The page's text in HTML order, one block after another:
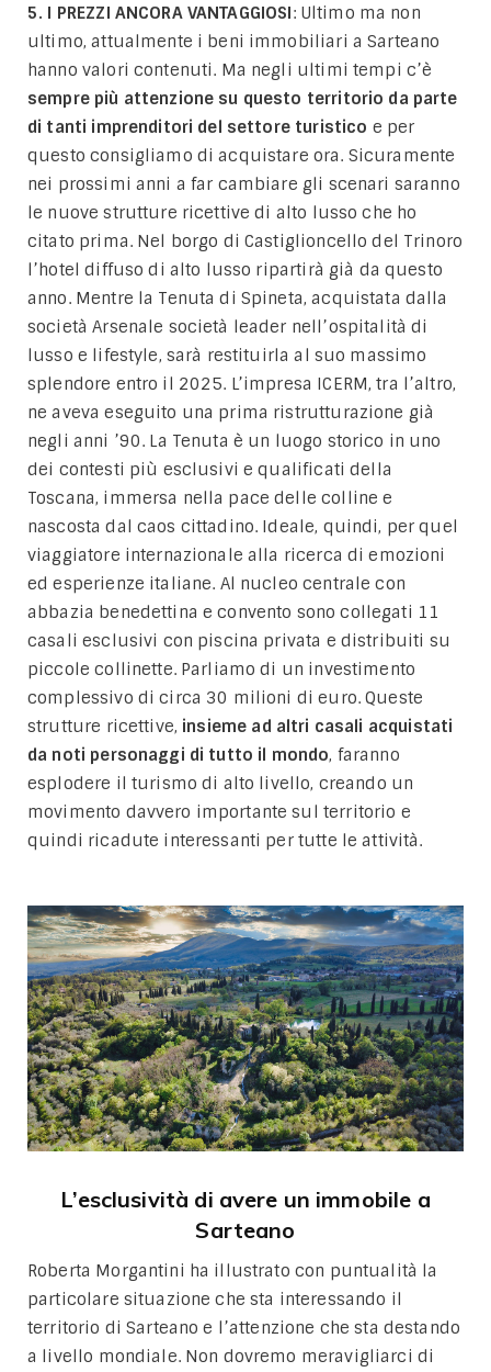
5. I PREZZI ANCORA VANTAGGIOSI: Ultimo ma non
ultimo, attualmente i beni immobiliari a Sarteano
hanno valori contenuti. Ma negli ultimi tempi c’è
sempre più attenzione su questo territorio da parte
di tanti imprenditori del settore turistico e per
questo consigliamo di acquistare ora. Sicuramente
nei prossimi anni a far cambiare gli scenari saranno
le nuove strutture ricettive di alto lusso che ho
citato prima. Nel borgo di Castiglioncello del Trinoro
l’hotel diffuso di alto lusso ripartirà già da questo
anno. Mentre la Tenuta di Spineta, acquistata dalla
società Arsenale società leader nell’ospitalità di
lusso e lifestyle, sarà restituirla al suo massimo
splendore entro il 2025. L’impresa ICERM, tra l’altro,
ne aveva eseguito una prima ristrutturazione già
negli anni ’90. La Tenuta è un luogo storico in uno
dei contesti più esclusivi e qualificati della
Toscana, immersa nella pace delle colline e
nascosta dal caos cittadino. Ideale, quindi, per quel
viaggiatore internazionale alla ricerca di emozioni
ed esperienze italiane. Al nucleo centrale con
abbazia benedettina e convento sono collegati 11
casali esclusivi con piscina privata e distribuiti su
piccole collinette. Parliamo di un investimento
complessivo di circa 30 milioni di euro. Queste
strutture ricettive, insieme ad altri casali acquistati
da noti personaggi di tutto il mondo, faranno
esplodere il turismo di alto livello, creando un
movimento davvero importante sul territorio e
quindi ricadute interessanti per tutte le attività.
L’esclusività di avere un immobile a
Sarteano
Roberta Morgantini ha illustrato con puntualità la
particolare situazione che sta interessando il
territorio di Sarteano e l’attenzione che sta destando
a livello mondiale. Non dovremo meravigliarci di